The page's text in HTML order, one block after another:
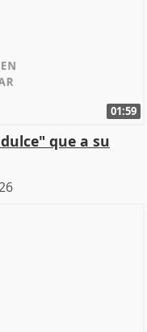
01:59
que a su